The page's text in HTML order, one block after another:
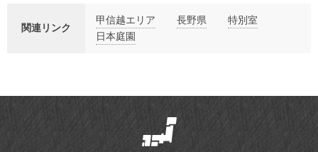
関連リンク
甲信越エリア 長野県
特別室
日本庭園